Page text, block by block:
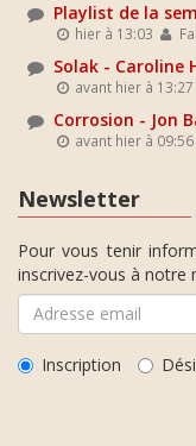
Playlist de la
hier à 13:03
Solak - Caroline
avant hier à 13:27
Corrosion - Jon
avant hier à 09:56
Newsletter
Pour vous tenir
inscrivez-vous à notre
Inscription